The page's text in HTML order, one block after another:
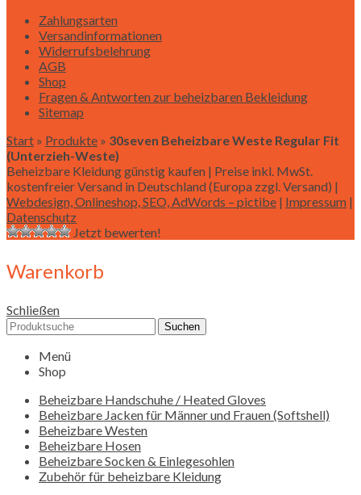
Zahlungsarten
Versandinformationen
Widerrufsbelehrung
AGB
Shop
Fragen & Antworten zur beheizbaren Bekleidung
Sitemap
Start » Produkte » 30seven Beheizbare Weste Regular Fit
(Unterzieh-Weste)
Beheizbare Kleidung günstig kaufen | Preise inkl. MwSt.
kostenfreier Versand in Deutschland (Europa zzgl. Versand) |
Webdesign, Onlineshop, SEO, AdWords – pictibe | Impressum |
Datenschutz
Jetzt bewerten!
Warenkorb
Schließen
Suchen
Menü
Shop
Beheizbare Handschuhe / Heated Gloves
Beheizbare Jacken für Männer und Frauen (Softshell)
Beheizbare Westen
Beheizbare Hosen
Beheizbare Socken & Einlegesohlen
Zubehör für beheizbare Kleidung